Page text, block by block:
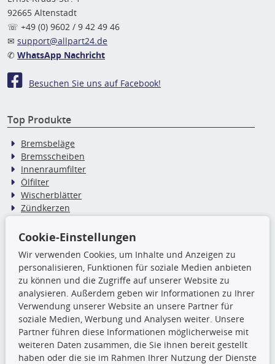
92665 Altenstadt
☏ +49 (0) 9602 / 9 42 49 46
✉ support@allpart24.de
✆ WhatsApp Nachricht
Besuchen Sie uns auf Facebook!
Top Produkte
Bremsbeläge
Bremsscheiben
Innenraumfilter
Ölfilter
Wischerblätter
Zündkerzen
TecDoc Inside
Die hier angezeigten Daten,
insbesondere die gesamte Datenbank,
dürfen nicht kopiert werden. Es ist zu
unterlassen, die Daten oder die gesamte Datenbank ohne
vorherige Zustimmung TecDocs zu vervielfältigen, zu
verbreiten und/oder diese Handlungen durch Dritte ausführen
zu lassen. Ein Zuwiderhandeln stellt eine
Urheberrechtsverletzung dar und wird verfolgt.
Cookie-Einstellungen
Wir verwenden Cookies, um Inhalte und Anzeigen zu
personalisieren, Funktionen für soziale Medien anbieten
zu können und die Zugriffe auf unserer Website zu
analysieren. Außerdem geben wir Informationen zu Ihrer
Verwendung unserer Website an unsere Partner für
soziale Medien, Werbung und Analysen weiter. Unsere
Partner führen diese Informationen möglicherweise mit
weiteren Daten zusammen, die Sie ihnen bereit gestellt
haben oder die sie im Rahmen Ihrer Nutzung der Dienste